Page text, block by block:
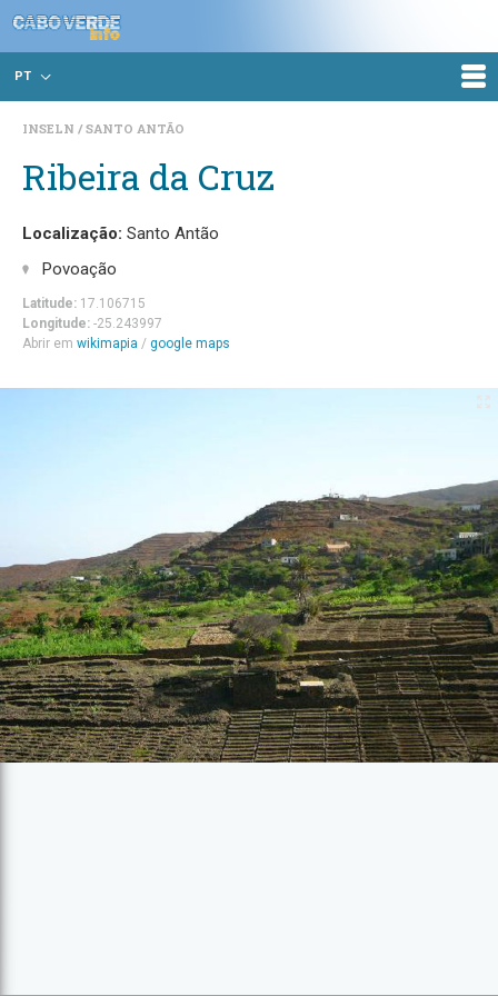
PT
INSELN SANTO ANTÃO
Ribeira da Cruz
Localização: Santo Antão
Povoação
Latitude: 17.106715
Longitude: -25.243997
Abrir em wikimapia / google maps